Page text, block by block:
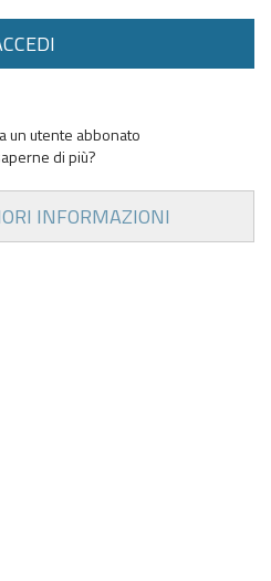
un utente abbonato
di più?
INFORMAZIONI